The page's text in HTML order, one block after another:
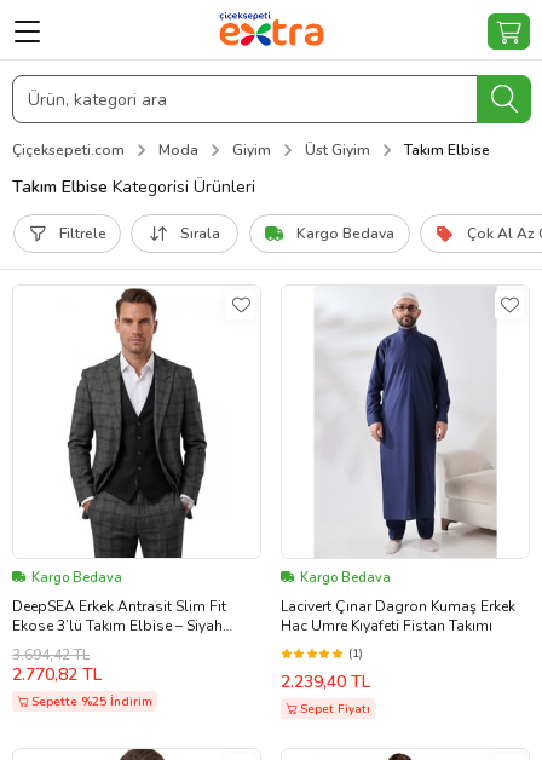
Çiçeksepeti.com Moda Giyim Üst Giyim Takım Elbise
Takım Elbise Kategorisi Ürünleri
Filtrele Sırala Kargo Bedava Çok Al Az
Kargo Bedava
DeepSEA Erkek Antrasit Slim Fit
Ekose 3’lü Takım Elbise – Siyah
Yelekli Kare Desenli Takım 2601589
3.694,42 TL
2.770,82 TL
Sepette %25 İndirim
Kargo Bedava
Lacivert Çınar Dagron Kumaş Erkek
Hac Umre Kıyafeti Fistan Takımı
(1)
2.239,40 TL
Sepet Fiyatı